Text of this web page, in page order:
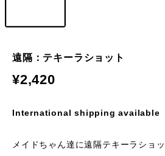
遠隔：テキーラショット
¥2,420
International shipping available
メイドちゃん達に遠隔テキーラショ